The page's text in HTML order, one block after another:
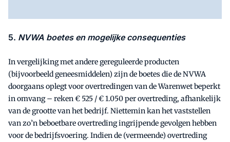
5. NVWA boetes en mogelijke consequenties
In vergelijking met andere gereguleerde producten
(bijvoorbeeld geneesmiddelen) zijn de boetes die de NVWA
doorgaans oplegt voor overtredingen van de Warenwet beperkt
in omvang – reken € 525 / € 1.050 per overtreding, afhankelijk
van de grootte van het bedrijf. Niettemin kan het vaststellen
van zo’n beboetbare overtreding ingrijpende gevolgen hebben
voor de bedrijfsvoering. Indien de (vermeende) overtreding